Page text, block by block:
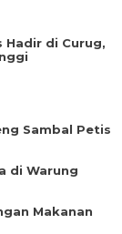
di Curug,
Sambal Petis
di Warung
Makanan